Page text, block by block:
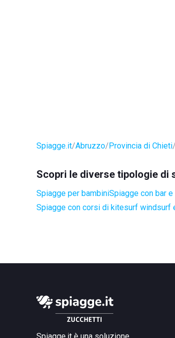
Spiagge.it Abruzzo Provincia di Chieti
Scopri le diverse tipologie di
Spiagge per bambiniSpiagge con bar
Spiagge con corsi di kitesurf windsurf